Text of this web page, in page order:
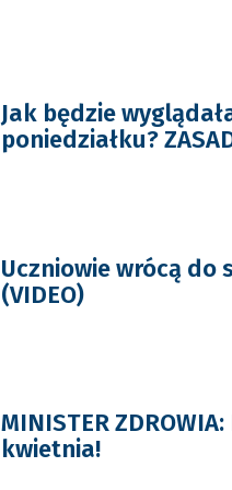
Jak będzie
poniedziałku?
Uczniowie wrócą do
(VIDEO)
MINISTER
kwietnia!